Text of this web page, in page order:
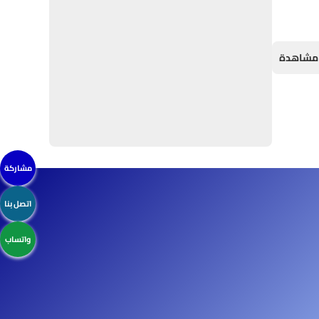
مشاركة
اتصل بنا
واتساب